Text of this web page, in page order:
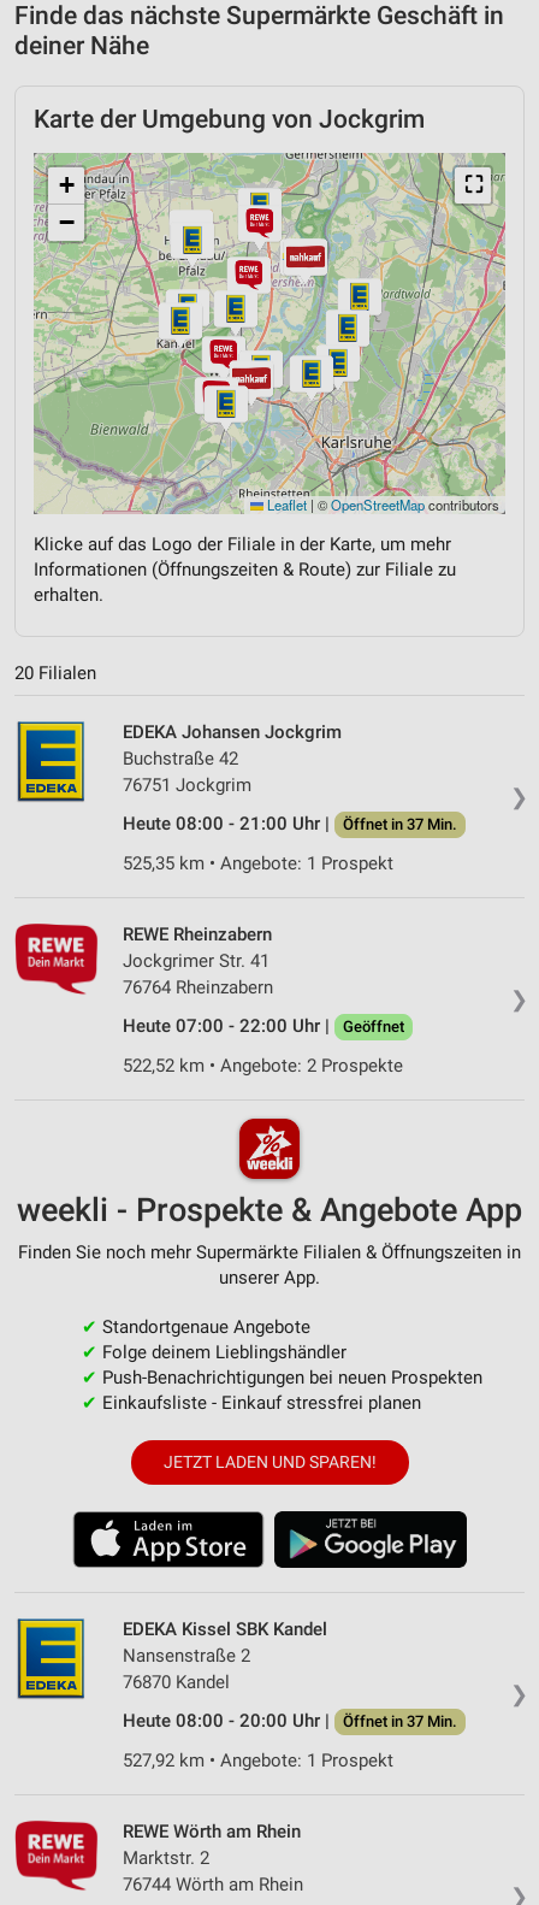
Finde das nächste Supermärkte Geschäft in
deiner Nähe
Karte der Umgebung von Jockgrim
⛶
+
−
Leaflet | ©OpenStreetMapcontributors
Klicke auf das Logo der Filiale in der Karte, um mehr
Informationen (Öffnungszeiten & Route) zur Filiale zu
erhalten.
20 Filialen
❯
EDEKA Johansen Jockgrim
Buchstraße 42
76751 Jockgrim
Heute 08:00 - 21:00 Uhr |
Öffnet in 37 Min.
525,35 km • Angebote: 1 Prospekt
❯
REWE Rheinzabern
Jockgrimer Str. 41
76764 Rheinzabern
Heute 07:00 - 22:00 Uhr |
Geöffnet
522,52 km • Angebote: 2 Prospekte
weekli - Prospekte & Angebote App
Finden Sie noch mehr Supermärkte Filialen & Öffnungszeiten in
unserer App.
✔ Standortgenaue Angebote
✔ Folge deinem Lieblingshändler
✔ Push-Benachrichtigungen bei neuen Prospekten
✔ Einkaufsliste - Einkauf stressfrei planen
JETZT LADEN UND SPAREN!
❯
EDEKA Kissel SBK Kandel
Nansenstraße 2
76870 Kandel
Heute 08:00 - 20:00 Uhr |
Öffnet in 37 Min.
527,92 km • Angebote: 1 Prospekt
❯
REWE Wörth am Rhein
Marktstr. 2
76744 Wörth am Rhein